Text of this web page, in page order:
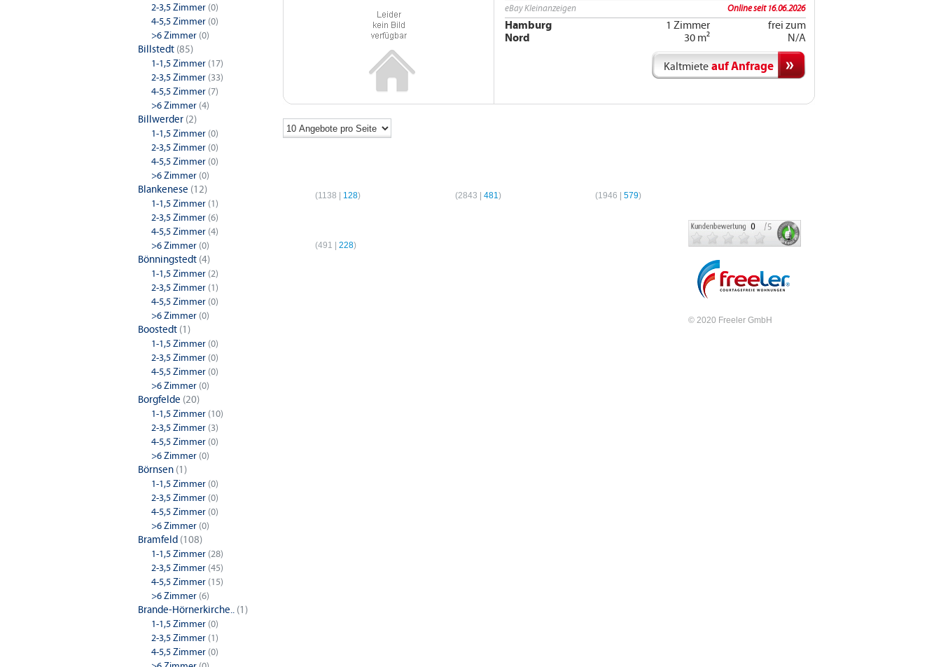
2-3,5 Zimmer (0)
4-5,5 Zimmer (0)
>6 Zimmer (0)
Billstedt (85)
1-1,5 Zimmer (17)
2-3,5 Zimmer (33)
4-5,5 Zimmer (7)
>6 Zimmer (4)
Billwerder (2)
1-1,5 Zimmer (0)
2-3,5 Zimmer (0)
4-5,5 Zimmer (0)
>6 Zimmer (0)
Blankenese (12)
1-1,5 Zimmer (1)
2-3,5 Zimmer (6)
4-5,5 Zimmer (4)
>6 Zimmer (0)
Bönningstedt (4)
1-1,5 Zimmer (2)
2-3,5 Zimmer (1)
4-5,5 Zimmer (0)
>6 Zimmer (0)
Boostedt (1)
1-1,5 Zimmer (0)
2-3,5 Zimmer (0)
4-5,5 Zimmer (0)
>6 Zimmer (0)
Borgfelde (20)
1-1,5 Zimmer (10)
2-3,5 Zimmer (3)
4-5,5 Zimmer (0)
>6 Zimmer (0)
Börnsen (1)
1-1,5 Zimmer (0)
2-3,5 Zimmer (0)
4-5,5 Zimmer (0)
>6 Zimmer (0)
Bramfeld (108)
1-1,5 Zimmer (28)
2-3,5 Zimmer (45)
4-5,5 Zimmer (15)
>6 Zimmer (6)
Brande-Hörnerkirche.. (1)
1-1,5 Zimmer (0)
2-3,5 Zimmer (1)
4-5,5 Zimmer (0)
eBay Kleinanzeigen Online seit 16.06.2026
Hamburg 1 Zimmer
frei zum
Nord
30 m² N/A
Kaltmiete auf Anfrage
(1138 128) (2843 481) (1946 579)
(491 228)
© 2020 Freeler GmbH